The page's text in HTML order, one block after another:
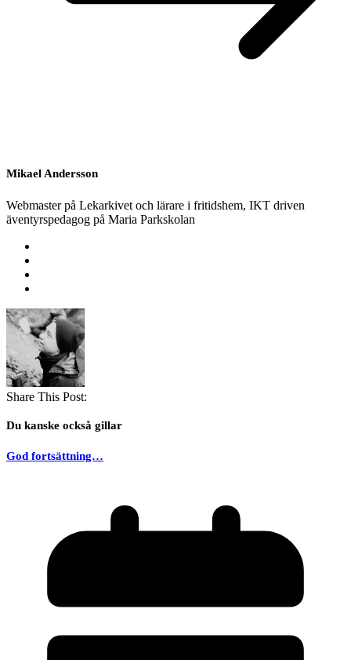
Mikael Andersson
Webmaster på Lekarkivet och lärare i fritidshem, IKT driven
äventyrspedagog på Maria Parkskolan
Share This Post:
Du kanske också gillar
God fortsättning…